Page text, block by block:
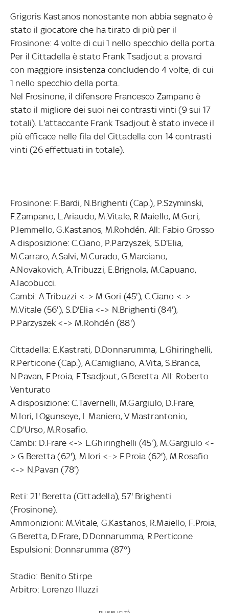
Grigoris Kastanos nonostante non abbia segnato è
stato il giocatore che ha tirato di più per il
Frosinone: 4 volte di cui 1 nello specchio della porta.
Per il Cittadella è stato Frank Tsadjout a provarci
con maggiore insistenza concludendo 4 volte, di cui
1 nello specchio della porta.
Nel Frosinone, il difensore Francesco Zampano è
stato il migliore dei suoi nei contrasti vinti (9 sui 17
totali). L'attaccante Frank Tsadjout è stato invece il
più efficace nelle fila del Cittadella con 14 contrasti
vinti (26 effettuati in totale).
Frosinone: F.Bardi, N.Brighenti (Cap.), P.Szyminski,
F.Zampano, L.Ariaudo, M.Vitale, R.Maiello, M.Gori,
P.Iemmello, G.Kastanos, M.Rohdén. All: Fabio Grosso
A disposizione: C.Ciano, P.Parzyszek, S.D'Elia,
M.Carraro, A.Salvi, M.Curado, G.Marciano,
A.Novakovich, A.Tribuzzi, E.Brignola, M.Capuano,
A.Iacobucci.
Cambi: A.Tribuzzi <-> M.Gori (45'), C.Ciano <->
M.Vitale (56'), S.D'Elia <-> N.Brighenti (84'),
P.Parzyszek <-> M.Rohdén (88')
Cittadella: E.Kastrati, D.Donnarumma, L.Ghiringhelli,
R.Perticone (Cap.), A.Camigliano, A.Vita, S.Branca,
N.Pavan, F.Proia, F.Tsadjout, G.Beretta. All: Roberto
Venturato
A disposizione: C.Tavernelli, M.Gargiulo, D.Frare,
M.Iori, I.Ogunseye, L.Maniero, V.Mastrantonio,
C.D'Urso, M.Rosafio.
Cambi: D.Frare <-> L.Ghiringhelli (45'), M.Gargiulo <-
> G.Beretta (62'), M.Iori <-> F.Proia (62'), M.Rosafio
<-> N.Pavan (78')
Reti: 21' Beretta (Cittadella), 57' Brighenti
(Frosinone).
Ammonizioni: M.Vitale, G.Kastanos, R.Maiello, F.Proia,
G.Beretta, D.Frare, D.Donnarumma, R.Perticone
Espulsioni: Donnarumma (87°)
Stadio: Benito Stirpe
Arbitro: Lorenzo Illuzzi